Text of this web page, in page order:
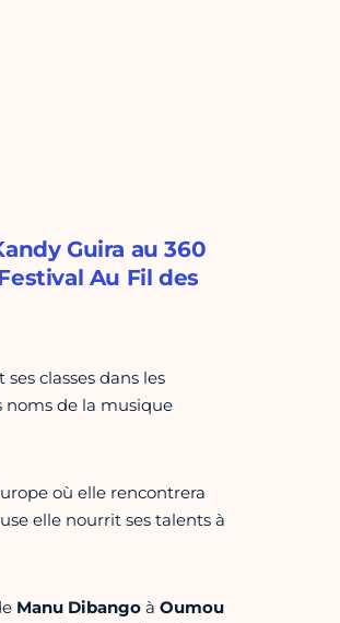
Guira au 360
Au Fil des
classes dans les
noms de la musique
où elle rencontrera
elle nourrit ses talents à
Manu Dibangoà Oumou